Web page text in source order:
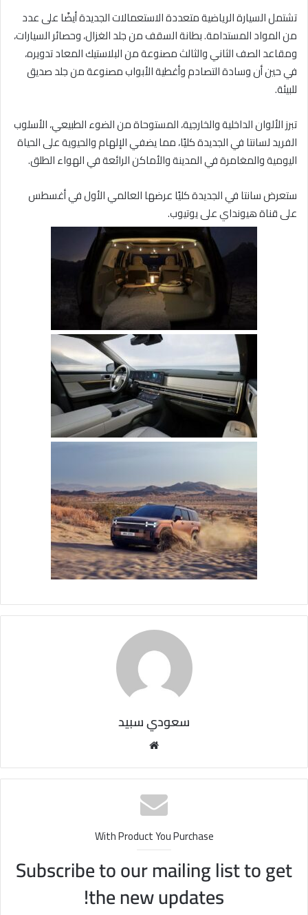
تشتمل السيارة الرياضية متعددة الاستعمالات الجديدة أيضًا على عدد
من المواد المستدامة. بطانة السقف من جلد الغزال، وحصائر السيارات،
ومقاعد الصف الثاني والثالث مصنوعة من البلاستيك المعاد تدويره،
في حين أن وسادة التصادم وأغطية الأبواب مصنوعة من جلد صديق
للبيئة.
تبرز الألوان الداخلية والخارجية، المستوحاة من الضوء الطبيعي، الأسلوب
الفريد لسانتا في الجديدة كليًا، مما يضفي الإلهام والحيوية على الحياة
اليومية والمغامرة في المدينة والأماكن الرائعة في الهواء الطلق.
ستعرض سانتا في الجديدة كليًا عرضها العالمي الأول في أغسطس
على قناة هيونداي على يوتيوب.
سعودي سبيد
الوي
ب
With Product You Purchase
Subscribe to our mailing list to get
the new updates!